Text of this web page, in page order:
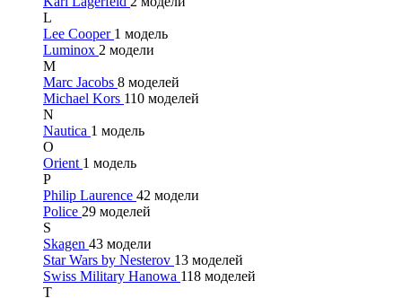
L
Lee Cooper 1 модель
Luminox 2 модели
M
Marc Jacobs 8 моделей
Michael Kors 110 моделей
N
Nautica 1 модель
O
Orient 1 модель
P
Philip Laurence 42 модели
Police 29 моделей
S
Skagen 43 модели
Star Wars by Nesterov 13 моделей
Swiss Military Hanowa 118 моделей
T